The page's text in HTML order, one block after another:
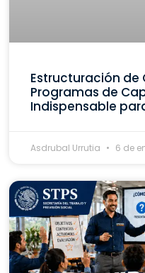
Estructuración de
Programas de
Indispensable
Asdrubal Urrutia 6 de